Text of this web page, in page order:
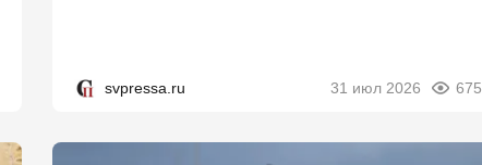
svpressa.ru 31 июл 2026 675